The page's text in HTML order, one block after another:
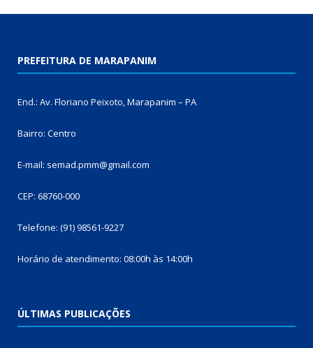
PREFEITURA DE MARAPANIM
End.: Av. Floriano Peixoto, Marapanim – PA
Bairro: Centro
E-mail: semad.pmm@gmail.com
CEP: 68760-000
Telefone: (91) 98561-9227
Horário de atendimento: 08:00h às 14:00h
ÚLTIMAS PUBLICAÇÕES